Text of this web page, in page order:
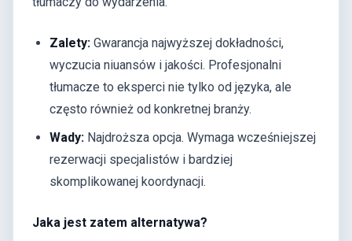
Zalety: Gwarancja najwyższej dokładności,
wyczucia niuansów i jakości. Profesjonalni
tłumacze to eksperci nie tylko od języka, ale
często również od konkretnej branży.
Wady: Najdroższa opcja. Wymaga wcześniejszej
rezerwacji specjalistów i bardziej
skomplikowanej koordynacji.
Jaka jest zatem alternatywa?